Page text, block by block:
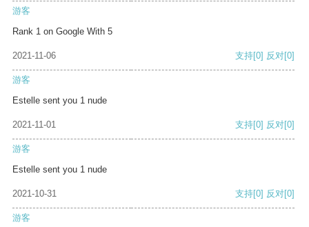
游客
Rank 1 on Google With 5
2021-11-06 支持[0] 反对[0]
游客
Estelle sent you 1 nude
2021-11-01 支持[0] 反对[0]
游客
Estelle sent you 1 nude
2021-10-31 支持[0] 反对[0]
游客